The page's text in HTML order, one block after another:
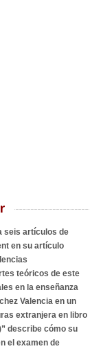
seis artículos de
en su artículo
teóricos de este
en la enseñanza
Valencia en un
extranjera en libro
describe cómo su
el examen de